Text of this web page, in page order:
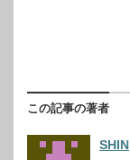
この記事の著者
SHIN